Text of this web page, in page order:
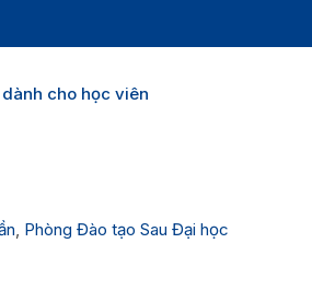
cho học viên
, Phòng Đào tạo Sau Đại học